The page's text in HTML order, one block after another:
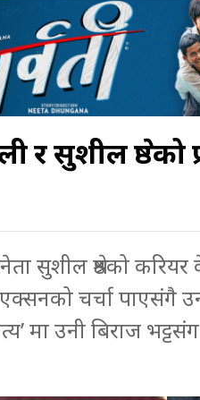
र सुशील श्रेष्ठको
सुशील श्रेष्ठको
चर्चा पाएसंगै
मा उनी बिराज